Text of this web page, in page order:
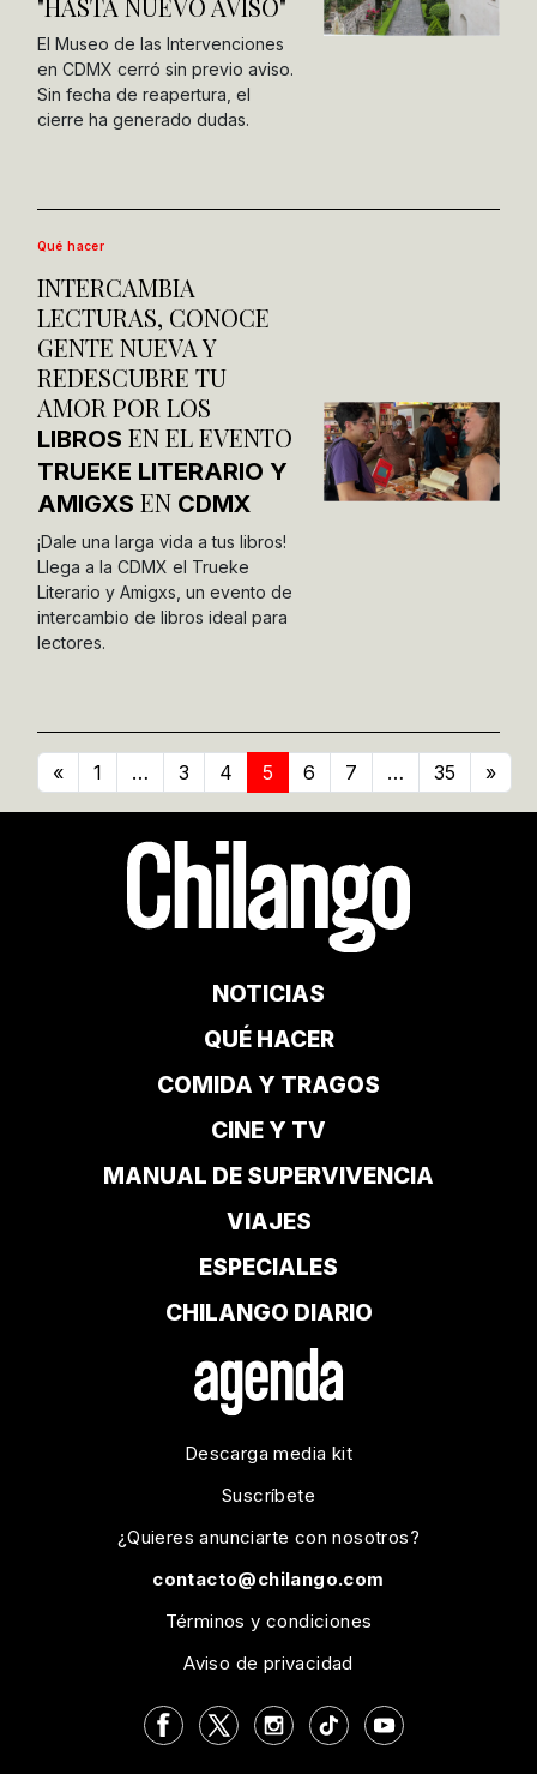
El Museo de las Intervenciones
en CDMX cerró sin previo aviso.
Sin fecha de reapertura, el
cierre ha generado dudas.
Qué hacer
INTERCAMBIA
LECTURAS, CONOCE
GENTE NUEVA Y
REDESCUBRE TU
AMOR POR LOS
LIBROS EN EL EVENTO
TRUEKE LITERARIO Y
AMIGXS EN CDMX
¡Dale una larga vida a tus libros!
Llega a la CDMX el Trueke
Literario y Amigxs, un evento de
intercambio de libros ideal para
lectores.
« 1 … 3 4 5 6 7 … 35 »
NOTICIAS
QUÉ HACER
COMIDA Y TRAGOS
CINE Y TV
MANUAL DE SUPERVIVENCIA
VIAJES
ESPECIALES
CHILANGO DIARIO
Descarga media kit
Suscríbete
¿Quieres anunciarte con nosotros?
contacto@chilango.com
Términos y condiciones
Aviso de privacidad